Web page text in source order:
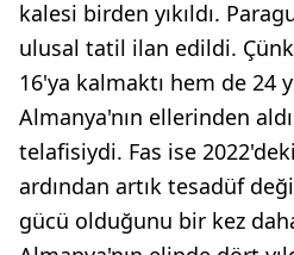
kalesi birden yıkıldı.
ulusal tatil ilan edildi.
16'ya kalmaktı hem de 24
Almanya'nın ellerinden
telafisiydi. Fas ise
ardından artık tesadüf
gücü olduğunu bir kez